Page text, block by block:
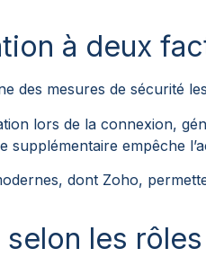
à deux
des mesures de sécurité
lors de la connexion,
supplémentaire empêche
dont Zoho,
les rôles